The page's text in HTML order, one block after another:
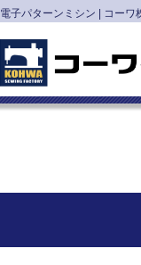
電子パターンミシン | コーワ